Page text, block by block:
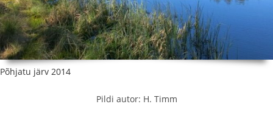
Põhjatu järv 2014
Pildi autor: H. Timm